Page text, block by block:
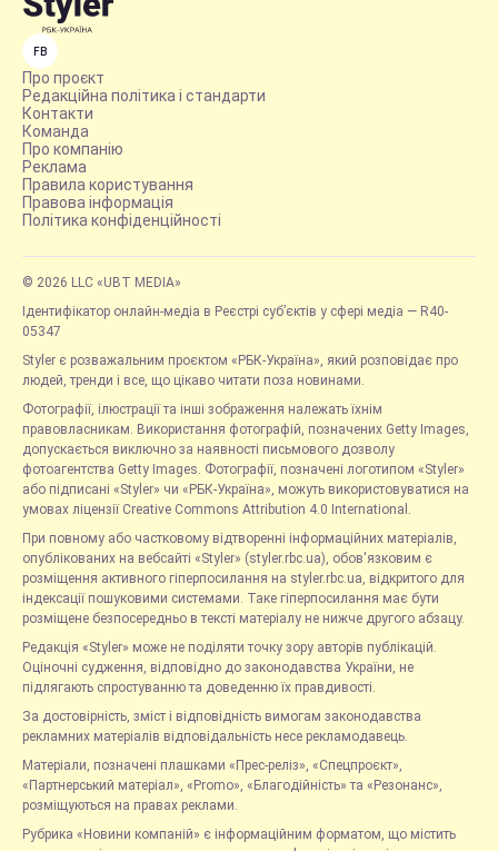
FB
Про проєкт
Редакційна політика і стандарти
Контакти
Команда
Про компанію
Реклама
Правила користування
Правова інформація
Політика конфіденційності
© 2026 LLC «UBT MEDIA»
Ідентифікатор онлайн-медіа в Реєстрі суб’єктів у сфері медіа — R40-
05347
Styler є розважальним проєктом «РБК-Україна», який розповідає про
людей, тренди і все, що цікаво читати поза новинами.
Фотографії, ілюстрації та інші зображення належать їхнім
правовласникам. Використання фотографій, позначених Getty Images,
допускається виключно за наявності письмового дозволу
фотоагентства Getty Images. Фотографії, позначені логотипом «Styler»
або підписані «Styler» чи «РБК-Україна», можуть використовуватися на
умовах ліцензії Creative Commons Attribution 4.0 International.
При повному або частковому відтворенні інформаційних матеріалів,
опублікованих на вебсайті «Styler» (styler.rbc.ua), обов'язковим є
розміщення активного гіперпосилання на styler.rbc.ua, відкритого для
індексації пошуковими системами. Таке гіперпосилання має бути
розміщене безпосередньо в тексті матеріалу не нижче другого абзацу.
Редакція «Styler» може не поділяти точку зору авторів публікацій.
Оціночні судження, відповідно до законодавства України, не
підлягають спростуванню та доведенню їх правдивості.
За достовірність, зміст і відповідність вимогам законодавства
рекламних матеріалів відповідальність несе рекламодавець.
Матеріали, позначені плашками «Прес-реліз», «Спецпроєкт»,
«Партнерський матеріал», «Promo», «Благодійність» та «Резонанс»,
розміщуються на правах реклами.
Рубрика «Новини компаній» є інформаційним форматом, що містить